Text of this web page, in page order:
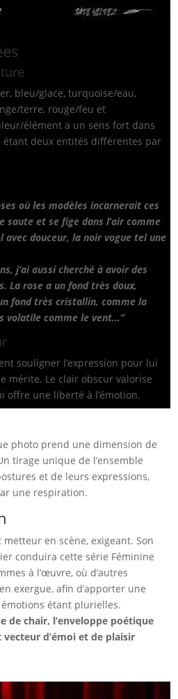
bleu/glace, turquoise/eau,
terre, rouge/feu et
élément a un sens fort dans
étant deux entités différentes par
où les modèles incarnerait ces
saute et se fige dans l’air comme
avec douceur, la noir vogue tel une
j’ai aussi cherché à avoir des
La rose a un fond très doux,
fond très cristallin, comme la
volatile comme le vent…”
souligner l’expression pour lui
mérite. Le clair obscur valorise
offre une liberté à l’émotion.
photo prend une dimension de
tirage unique de l’ensemble
et de leurs expressions,
une respiration.
en scène, exigeant. Son
conduira cette série Féminine
à l’œuvre, où d’autres
exergue, afin d’apporter une
étant plurielles.
de chair, l’enveloppe poétique
d’émoi et de plaisir